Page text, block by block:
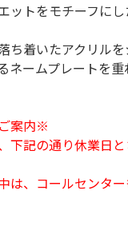
ットをモチーフに
ち着いたアクリル
ネームプレートを
案内※
下記の通り休業日
は、コールセンタ